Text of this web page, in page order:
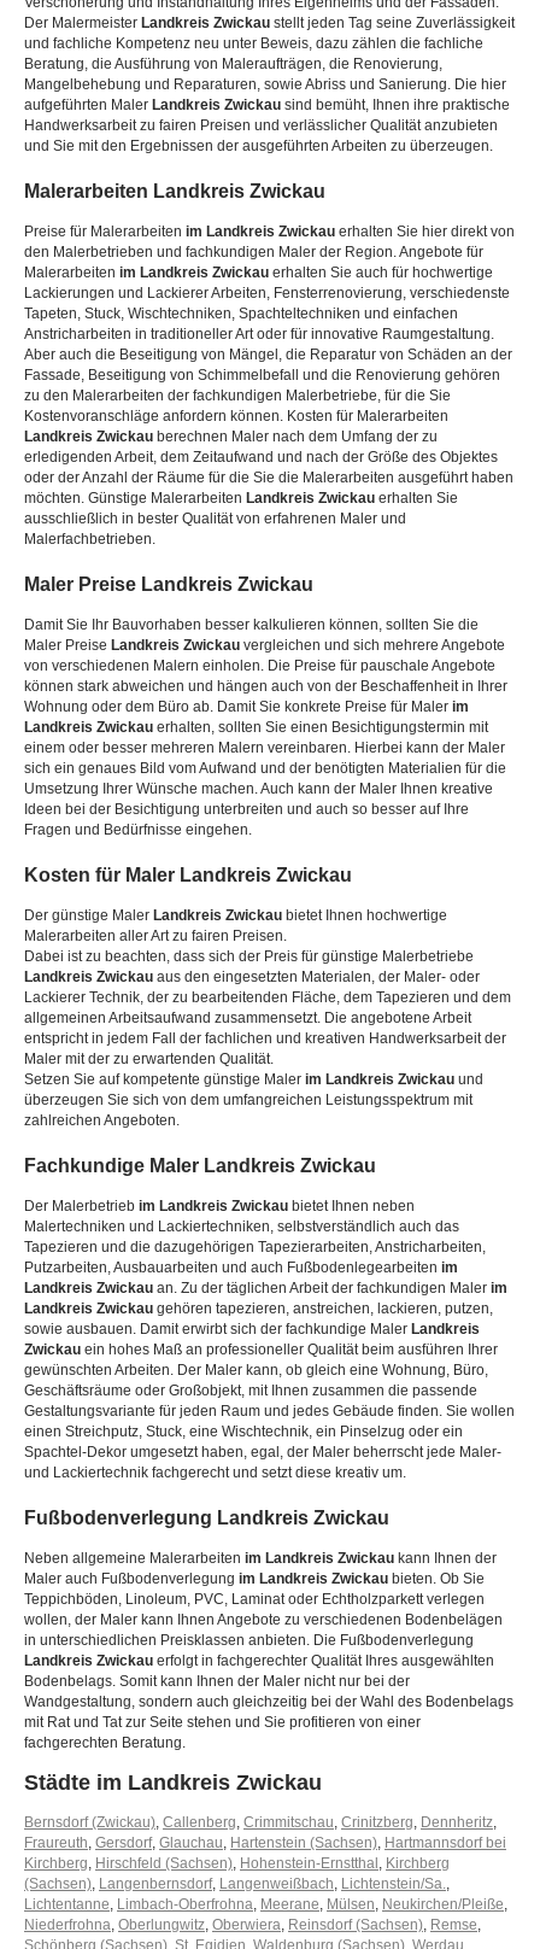
Der Malermeister Landkreis Zwickau stellt jeden Tag seine Zuverlässigkeit
und fachliche Kompetenz neu unter Beweis, dazu zählen die fachliche
Beratung, die Ausführung von Maleraufträgen, die Renovierung,
Mangelbehebung und Reparaturen, sowie Abriss und Sanierung. Die hier
aufgeführten Maler Landkreis Zwickau sind bemüht, Ihnen ihre praktische
Handwerksarbeit zu fairen Preisen und verlässlicher Qualität anzubieten
und Sie mit den Ergebnissen der ausgeführten Arbeiten zu überzeugen.
Malerarbeiten Landkreis Zwickau
Preise für Malerarbeiten im Landkreis Zwickau erhalten Sie hier direkt von
den Malerbetrieben und fachkundigen Maler der Region. Angebote für
Malerarbeiten im Landkreis Zwickau erhalten Sie auch für hochwertige
Lackierungen und Lackierer Arbeiten, Fensterrenovierung, verschiedenste
Tapeten, Stuck, Wischtechniken, Spachteltechniken und einfachen
Anstricharbeiten in traditioneller Art oder für innovative Raumgestaltung.
Aber auch die Beseitigung von Mängel, die Reparatur von Schäden an der
Fassade, Beseitigung von Schimmelbefall und die Renovierung gehören
zu den Malerarbeiten der fachkundigen Malerbetriebe, für die Sie
Kostenvoranschläge anfordern können. Kosten für Malerarbeiten
Landkreis Zwickau berechnen Maler nach dem Umfang der zu
erledigenden Arbeit, dem Zeitaufwand und nach der Größe des Objektes
oder der Anzahl der Räume für die Sie die Malerarbeiten ausgeführt haben
möchten. Günstige Malerarbeiten Landkreis Zwickau erhalten Sie
ausschließlich in bester Qualität von erfahrenen Maler und
Malerfachbetrieben.
Maler Preise Landkreis Zwickau
Damit Sie Ihr Bauvorhaben besser kalkulieren können, sollten Sie die
Maler Preise Landkreis Zwickau vergleichen und sich mehrere Angebote
von verschiedenen Malern einholen. Die Preise für pauschale Angebote
können stark abweichen und hängen auch von der Beschaffenheit in Ihrer
Wohnung oder dem Büro ab. Damit Sie konkrete Preise für Maler im
Landkreis Zwickau erhalten, sollten Sie einen Besichtigungstermin mit
einem oder besser mehreren Malern vereinbaren. Hierbei kann der Maler
sich ein genaues Bild vom Aufwand und der benötigten Materialien für die
Umsetzung Ihrer Wünsche machen. Auch kann der Maler Ihnen kreative
Ideen bei der Besichtigung unterbreiten und auch so besser auf Ihre
Fragen und Bedürfnisse eingehen.
Kosten für Maler Landkreis Zwickau
Der günstige Maler Landkreis Zwickau bietet Ihnen hochwertige
Malerarbeiten aller Art zu fairen Preisen.
Dabei ist zu beachten, dass sich der Preis für günstige Malerbetriebe
Landkreis Zwickau aus den eingesetzten Materialen, der Maler- oder
Lackierer Technik, der zu bearbeitenden Fläche, dem Tapezieren und dem
allgemeinen Arbeitsaufwand zusammensetzt. Die angebotene Arbeit
entspricht in jedem Fall der fachlichen und kreativen Handwerksarbeit der
Maler mit der zu erwartenden Qualität.
Setzen Sie auf kompetente günstige Maler im Landkreis Zwickau und
überzeugen Sie sich von dem umfangreichen Leistungsspektrum mit
zahlreichen Angeboten.
Fachkundige Maler Landkreis Zwickau
Der Malerbetrieb im Landkreis Zwickau bietet Ihnen neben
Malertechniken und Lackiertechniken, selbstverständlich auch das
Tapezieren und die dazugehörigen Tapezierarbeiten, Anstricharbeiten,
Putzarbeiten, Ausbauarbeiten und auch Fußbodenlegearbeiten im
Landkreis Zwickau an. Zu der täglichen Arbeit der fachkundigen Maler im
Landkreis Zwickau gehören tapezieren, anstreichen, lackieren, putzen,
sowie ausbauen. Damit erwirbt sich der fachkundige Maler Landkreis
Zwickau ein hohes Maß an professioneller Qualität beim ausführen Ihrer
gewünschten Arbeiten. Der Maler kann, ob gleich eine Wohnung, Büro,
Geschäftsräume oder Großobjekt, mit Ihnen zusammen die passende
Gestaltungsvariante für jeden Raum und jedes Gebäude finden. Sie wollen
einen Streichputz, Stuck, eine Wischtechnik, ein Pinselzug oder ein
Spachtel-Dekor umgesetzt haben, egal, der Maler beherrscht jede Maler-
und Lackiertechnik fachgerecht und setzt diese kreativ um.
Fußbodenverlegung Landkreis Zwickau
Neben allgemeine Malerarbeiten im Landkreis Zwickau kann Ihnen der
Maler auch Fußbodenverlegung im Landkreis Zwickau bieten. Ob Sie
Teppichböden, Linoleum, PVC, Laminat oder Echtholzparkett verlegen
wollen, der Maler kann Ihnen Angebote zu verschiedenen Bodenbelägen
in unterschiedlichen Preisklassen anbieten. Die Fußbodenverlegung
Landkreis Zwickau erfolgt in fachgerechter Qualität Ihres ausgewählten
Bodenbelags. Somit kann Ihnen der Maler nicht nur bei der
Wandgestaltung, sondern auch gleichzeitig bei der Wahl des Bodenbelags
mit Rat und Tat zur Seite stehen und Sie profitieren von einer
fachgerechten Beratung.
Städte im Landkreis Zwickau
Bernsdorf (Zwickau), Callenberg, Crimmitschau, Crinitzberg, Dennheritz,
Fraureuth, Gersdorf, Glauchau, Hartenstein (Sachsen), Hartmannsdorf bei
Kirchberg, Hirschfeld (Sachsen), Hohenstein-Ernstthal , Kirchberg
(Sachsen), Langenbernsdorf, Langenweißbach, Lichtenstein/Sa.,
Lichtentanne, Limbach-Oberfrohna, Meerane, Mülsen, Neukirchen/Pleiße,
Niederfrohna, Oberlungwitz, Oberwiera, Reinsdorf (Sachsen), Remse,
Schönberg (Sachsen) St. Egidien Waldenburg (Sachsen) Werdau